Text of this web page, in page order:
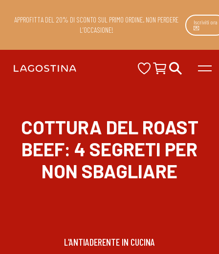
APPROFITTA DEL 20% DI SCONTO SUL PRIMO ORDINE. NON PERDERE
L’OCCASIONE!
Iscriviti ora
💌
COTTURA DEL ROAST
BEEF: 4 SEGRETI PER
NON SBAGLIARE
L'ANTIADERENTE IN CUCINA